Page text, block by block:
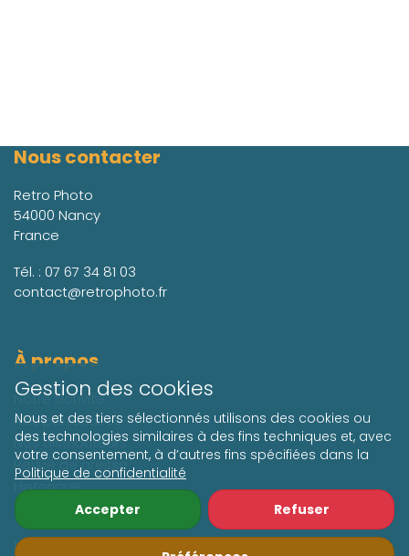
Gestion des cookies
Nous et des tiers sélectionnés utilisons des cookies ou
des technologies similaires à des fins techniques et, avec
votre consentement, à d’autres fins spécifiées dans la
Politique de confidentialité
Accepter
Refuser
Nous contacter
Retro Photo
54000 Nancy
France
Tél. : 07 67 34 81 03
contact@retrophoto.fr
À propos
Notre activité
Nos partenaires
Nos distributeurs
Revue de presse
Historique
Espace décorateurs
Nos conditions de vente